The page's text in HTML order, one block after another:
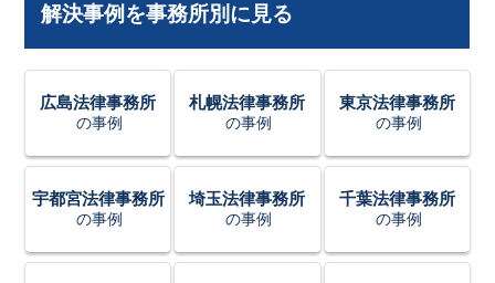
解決事例を事務所別に見る
広島法律事務所
の事例
札幌法律事務所
の事例
東京法律事務所
の事例
宇都宮法律事務所
の事例
埼玉法律事務所
の事例
千葉法律事務所
の事例